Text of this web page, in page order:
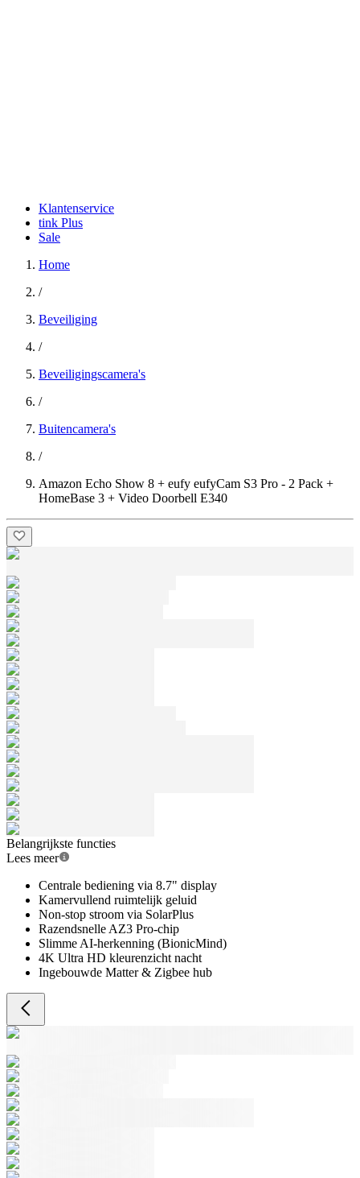
Klantenservice
tink Plus
Sale
Home
/
Beveiliging
/
Beveiligingscamera's
/
Buitencamera's
/
Amazon Echo Show 8 + eufy eufyCam S3 Pro - 2 Pack +
HomeBase 3 + Video Doorbell E340
Belangrijkste functies
Lees meer
Centrale bediening via 8.7" display
Kamervullend ruimtelijk geluid
Non-stop stroom via SolarPlus
Razendsnelle AZ3 Pro-chip
Slimme AI-herkenning (BionicMind)
4K Ultra HD kleurenzicht nacht
Ingebouwde Matter & Zigbee hub